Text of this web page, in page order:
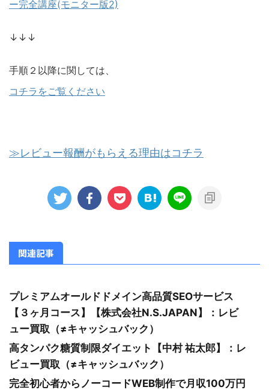
ー完全講座(モニター版2)
↓↓↓
手順２以降に関しては、
コチラをご覧ください
≫レビュー報酬がもらえる理由はコチラ
関連記事
プレミアムオールドドメイン高品質SEOサービス
【３ヶ月コース】【株式会社N.S.JAPAN】：レビ
ュー買取（≠キャッシュバック）
高タンパク糖質制限ダイエット【中村 祐太郎】：レ
ビュー買取（≠キャッシュバック）
完全初心者からノーコードWEB制作で月収100万円